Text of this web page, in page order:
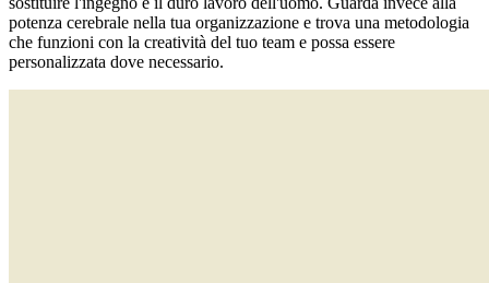
potenza cerebrale nella tua organizzazione e trova una metodologia
che funzioni con la creatività del tuo team e possa essere
personalizzata dove necessario.